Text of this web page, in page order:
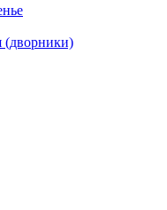
(дворники)